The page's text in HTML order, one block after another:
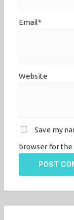
Email*
Website
Save my
browser for
POST